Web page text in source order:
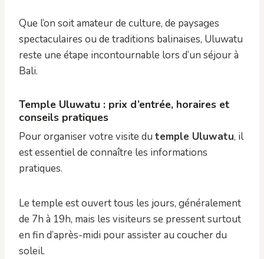
Que l’on soit amateur de culture, de paysages
spectaculaires ou de traditions balinaises, Uluwatu
reste une étape incontournable lors d’un séjour à
Bali.
Temple Uluwatu : prix d’entrée, horaires et
conseils pratiques
Pour organiser votre visite du temple Uluwatu, il
est essentiel de connaître les informations
pratiques.
Le temple est ouvert tous les jours, généralement
de 7h à 19h, mais les visiteurs se pressent surtout
en fin d’après-midi pour assister au coucher du
soleil.